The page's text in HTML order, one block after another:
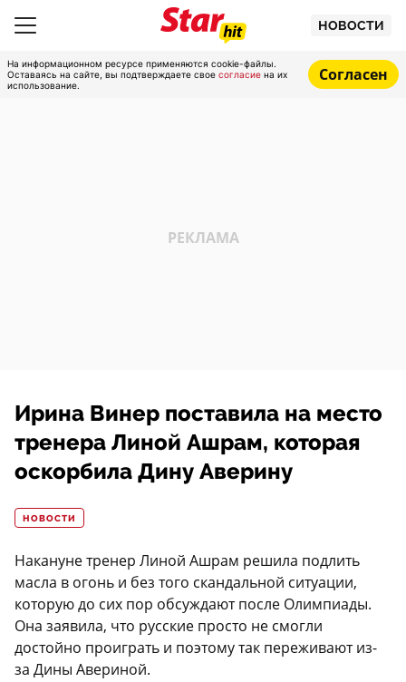
НОВОСТИ
На информационном ресурсе применяются cookie-файлы.
Оставаясь на сайте, вы подтверждаете свое согласие на их
использование.
Согласен
Ирина Винер поставила на место
тренера Линой Ашрам, которая
оскорбила Дину Аверину
НОВОСТИ
Накануне тренер Линой Ашрам решила подлить
масла в огонь и без того скандальной ситуации,
которую до сих пор обсуждают после Олимпиады.
Она заявила, что русские просто не смогли
достойно проиграть и поэтому так переживают из-
за Дины Авериной.